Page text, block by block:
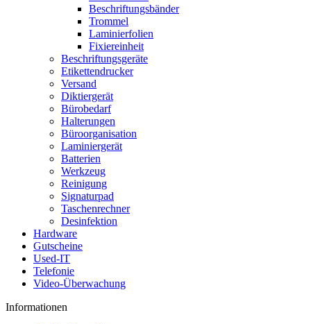
Beschriftungsbänder
Trommel
Laminierfolien
Fixiereinheit
Beschriftungsgeräte
Etikettendrucker
Versand
Diktiergerät
Bürobedarf
Halterungen
Büroorganisation
Laminiergerät
Batterien
Werkzeug
Reinigung
Signaturpad
Taschenrechner
Desinfektion
Hardware
Gutscheine
Used-IT
Telefonie
Video-Überwachung
Informationen